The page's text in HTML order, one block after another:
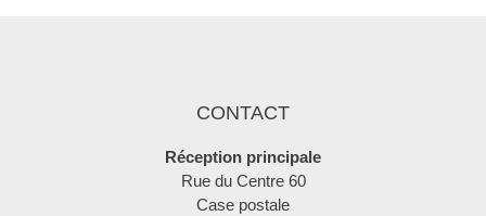
CONTACT
Réception principale
Rue du Centre 60
Case postale